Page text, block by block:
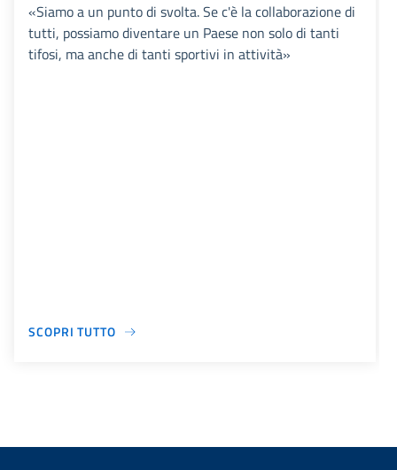
«Siamo a un punto di svolta. Se c'è la collaborazione di
tutti, possiamo diventare un Paese non solo di tanti
tifosi, ma anche di tanti sportivi in attività»
SCOPRI TUTTO